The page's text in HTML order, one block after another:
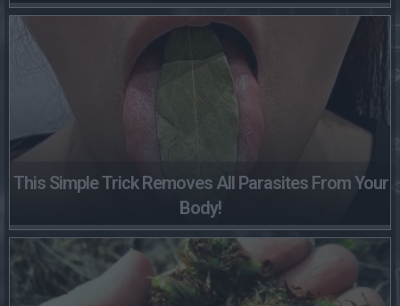
This Simple Trick Removes All Parasites From Your
Body!